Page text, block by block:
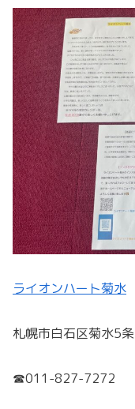
ライオンハート菊水
札幌市白石区菊水5
☎011-827-7272